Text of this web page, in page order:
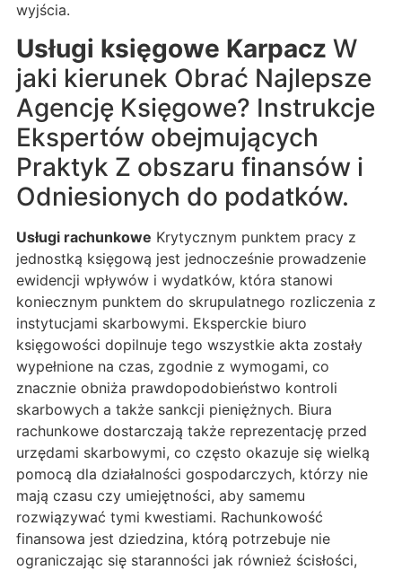
wyjścia.
Usługi księgowe Karpacz W
jaki kierunek Obrać Najlepsze
Agencję Księgowe? Instrukcje
Ekspertów obejmujących
Praktyk Z obszaru finansów i
Odniesionych do podatków.
Usługi rachunkowe Krytycznym punktem pracy z
jednostką księgową jest jednocześnie prowadzenie
ewidencji wpływów i wydatków, która stanowi
koniecznym punktem do skrupulatnego rozliczenia z
instytucjami skarbowymi. Eksperckie biuro
księgowości dopilnuje tego wszystkie akta zostały
wypełnione na czas, zgodnie z wymogami, co
znacznie obniża prawdopodobieństwo kontroli
skarbowych a także sankcji pieniężnych. Biura
rachunkowe dostarczają także reprezentację przed
urzędami skarbowymi, co często okazuje się wielką
pomocą dla działalności gospodarczych, którzy nie
mają czasu czy umiejętności, aby samemu
rozwiązywać tymi kwestiami. Rachunkowość
finansowa jest dziedzina, którą potrzebuje nie
ograniczając się staranności jak również ścisłości,